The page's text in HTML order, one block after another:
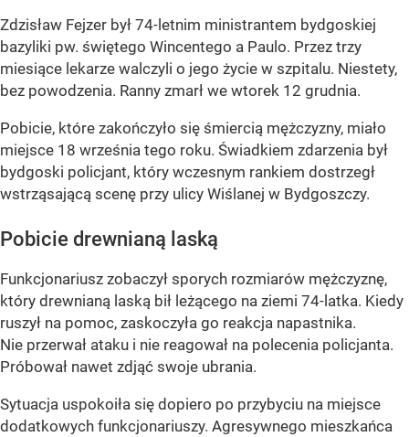
Zdzisław Fejzer był 74-letnim ministrantem bydgoskiej
bazyliki pw. świętego Wincentego a Paulo. Przez trzy
miesiące lekarze walczyli o jego życie w szpitalu. Niestety,
bez powodzenia. Ranny zmarł we wtorek 12 grudnia.
Pobicie, które zakończyło się śmiercią mężczyzny, miało
miejsce 18 września tego roku. Świadkiem zdarzenia był
bydgoski policjant, który wczesnym rankiem dostrzegł
wstrząsającą scenę przy ulicy Wiślanej w Bydgoszczy.
Pobicie drewnianą laską
Funkcjonariusz zobaczył sporych rozmiarów mężczyznę,
który drewnianą laską bił leżącego na ziemi 74-latka. Kiedy
ruszył na pomoc, zaskoczyła go reakcja napastnika.
Nie przerwał ataku i nie reagował na polecenia policjanta.
Próbował nawet zdjąć swoje ubrania.
Sytuacja uspokoiła się dopiero po przybyciu na miejsce
dodatkowych funkcjonariuszy. Agresywnego mieszkańca